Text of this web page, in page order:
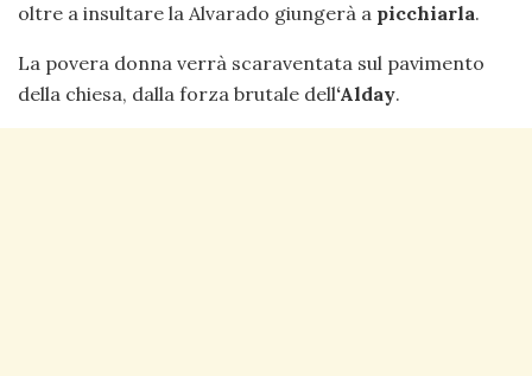
oltre a insultare la Alvarado giungerà a picchiarla.
La povera donna verrà scaraventata sul pavimento
della chiesa, dalla forza brutale dell‘Alday.